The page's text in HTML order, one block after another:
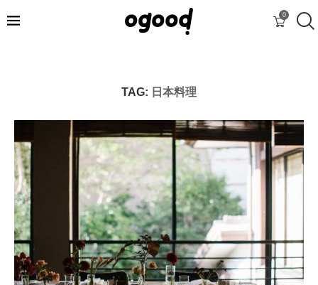
0
TAG: 日本料理